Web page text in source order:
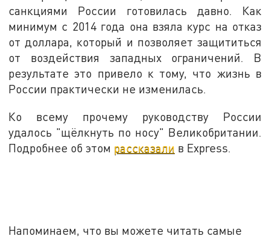
санкциями России готовилась давно. Как
минимум с 2014 года она взяла курс на отказ
от доллара, который и позволяет защититься
от воздействия западных ограничений. В
результате это привело к тому, что жизнь в
России практически не изменилась.
Ко всему прочему руководству России
удалось "щёлкнуть по носу" Великобритании.
Подробнее об этом рассказали в Express.
Напоминаем, что вы можете читать самые